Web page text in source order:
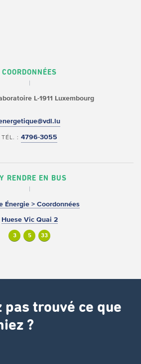
COORDONNÉES
L-1911 Luxembourg
TÉL. : 4796-3055
RENDRE EN BUS
Énergie > Coordonnées
Huese Vic Quai 2
3 5 33
pas trouvé ce que
?